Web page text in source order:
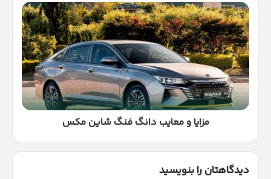
مزایا
و
معایب
دانگ
فنگ
شاین
مکس
مزایا و معایب دانگ فنگ شاین مکس
دیدگاهتان را بنویسید